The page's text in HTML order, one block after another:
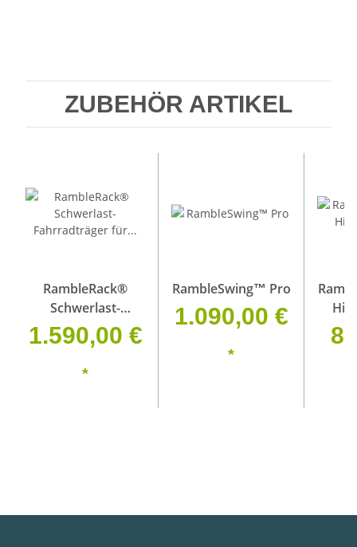
ZUBEHÖR ARTIKEL
RambleRack®
Schwerlast-
Fahrradträger für
Anhängerkupplung
| RiGd Supply
1.590,00 €
*
RambleSwing™ Pro
1.090,00 €
*